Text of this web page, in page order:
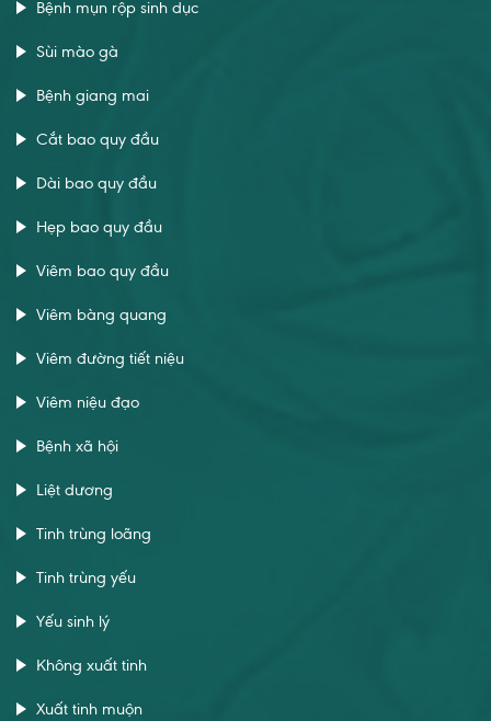
Bệnh mụn rộp sinh dục
Sùi mào gà
Bệnh giang mai
Cắt bao quy đầu
Dài bao quy đầu
Hẹp bao quy đầu
Viêm bao quy đầu
Viêm bàng quang
Viêm đường tiết niệu
Viêm niệu đạo
Bệnh xã hội
Liệt dương
Tinh trùng loãng
Tinh trùng yếu
Yếu sinh lý
Không xuất tinh
Xuất tinh muộn